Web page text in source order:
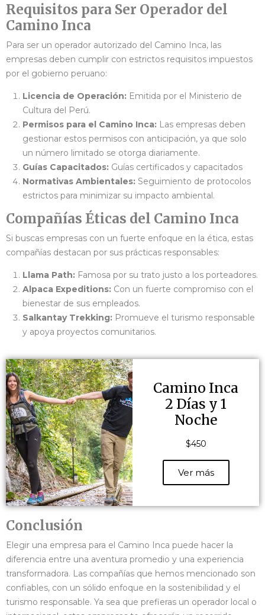
Requisitos para Ser Operador del
Camino Inca
Para ser un operador autorizado del Camino Inca, las
empresas deben cumplir con estrictos requisitos impuestos
por el gobierno peruano:
Licencia de Operación: Emitida por el Ministerio de
Cultura del Perú.
Permisos para el Camino Inca: Las empresas deben
gestionar estos permisos con anticipación, ya que solo
un número limitado se otorga diariamente.
Guías Capacitados: Guías certificados y capacitados
Normativas Ambientales: Seguimiento de protocolos
estrictos para minimizar su impacto ambiental.
Compañías Éticas del Camino Inca
Si buscas empresas con un fuerte enfoque en la ética, estas
compañías destacan por sus prácticas responsables:
Llama Path: Famosa por su trato justo a los porteadores.
Alpaca Expeditions: Con un fuerte compromiso con el
bienestar de sus empleados.
Salkantay Trekking: Promueve el turismo responsable
y apoya proyectos comunitarios.
Camino Inca
2 Días y 1
Noche
$450
Ver más
Conclusión
Elegir una empresa para el Camino Inca puede hacer la
diferencia entre una aventura promedio y una experiencia
transformadora. Las compañías que hemos mencionado son
confiables, con un sólido enfoque en la sostenibilidad y el
turismo responsable. Ya sea que prefieras un operador local o